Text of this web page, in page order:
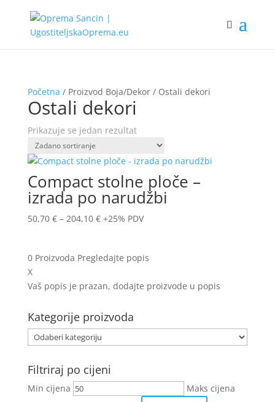
Početna / Proizvod Boja/Dekor / Ostali dekori
Ostali dekori
Prikazuje se jedan rezultat
Compact stolne ploče –
izrada po narudžbi
50,70 €– 204,10 € +25% PDV
0Proizvoda Pregledajte popis
X
Vaš popis je prazan, dodajte proizvode u popis
Kategorije proizvoda
Filtriraj po cijeni
Min cijena Maks cijena